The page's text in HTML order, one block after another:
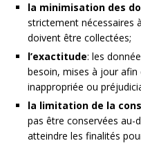
la minimisation des
strictement nécessaires
doivent être collectées;
l’exactitude: les
besoin, mises à jour afin
inappropriée ou
la limitation de la
pas être conservées au-
atteindre les finalités